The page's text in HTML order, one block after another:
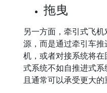
拖曳
另一方面，牵引式飞
源，而是通过牵引车
机，或者对接系统将
式系统不如自推进式
且通常可以承受更大的